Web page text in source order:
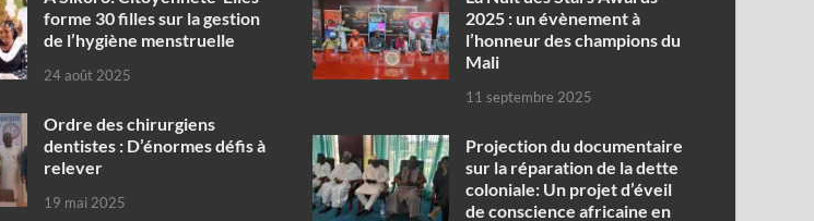
forme 30 filles sur la gestion
de l’hygiène menstruelle
24 août 2025
Ordre des chirurgiens
dentistes : D’énormes défis à
relever
19 mai 2025
2025 : un évènement à
l’honneur des champions du
Mali
11 septembre 2025
Projection du documentaire
sur la réparation de la dette
coloniale: Un projet d’éveil
de conscience africaine en